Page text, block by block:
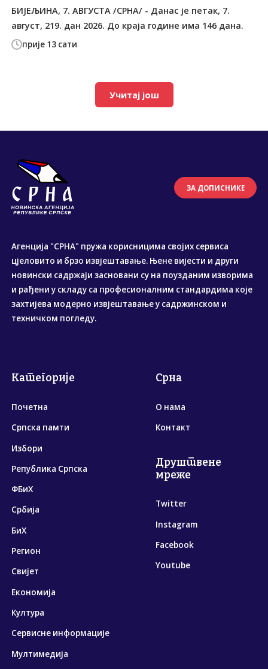
прије 13 сати
БИЈЕЉИНА, 7. АВГУСТА /СРНА/ - Данас је петак, 7.
август, 219. дан 2026. До краја године има 146 дана.
Учитај још
ЗА ДОПИСНИКЕ
Агенција "СРНА" пружа корисницима својих сервиса
цјеловито и брзо извјештавање. Њене вијести и други
новински садржаји засновани су на поузданим изворима
и рађени у складу са професионалним стандардима које
захтијева модерно извјештавање у садржинском и
техничком погледу.
Категорије
Почетна
Српска памти
Избори
Република Српска
ФБиХ
Србија
БиХ
Регион
Свијет
Економија
Култура
Сервисне информације
Мултимедија
Срна
О нама
Контакт
Друштвене
мреже
Twitter
Instagram
Facebook
Youtube